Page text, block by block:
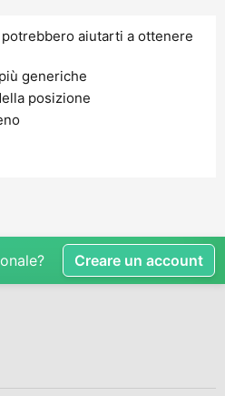
aiutarti a ottenere
generiche
posizione
Creare un account